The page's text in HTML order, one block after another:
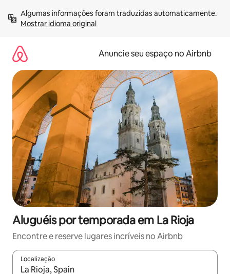
para
Mostrar idioma original
Anuncie seu espaço no Airbnb
Aluguéis por temporada em La Rioja
Encontre e reserve lugares incríveis no Airbnb
Localização
Quando os resultados estiverem disponíveis, explore-os